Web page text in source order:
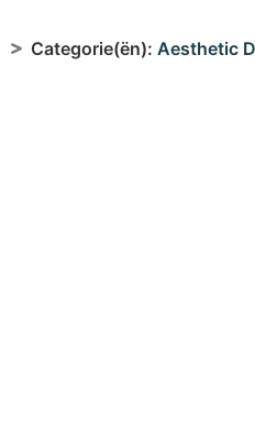
Categorie(ën): Aesthetic